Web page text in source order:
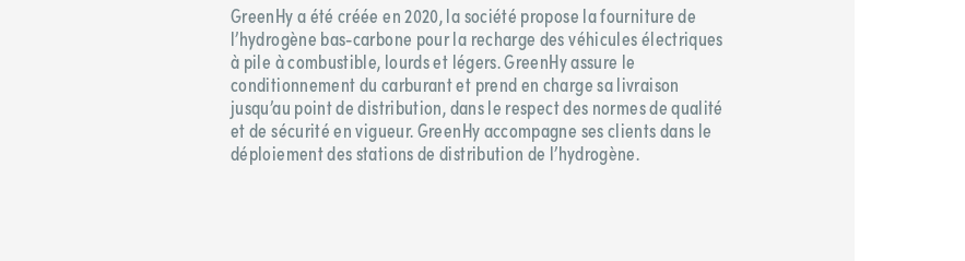
GreenHy a été créée en 2020, la société propose la fourniture de
l’hydrogène bas-carbone pour la recharge des véhicules électriques
à pile à combustible, lourds et légers. GreenHy assure le
conditionnement du carburant et prend en charge sa livraison
jusqu’au point de distribution, dans le respect des normes de qualité
et de sécurité en vigueur. GreenHy accompagne ses clients dans le
déploiement des stations de distribution de l’hydrogène.